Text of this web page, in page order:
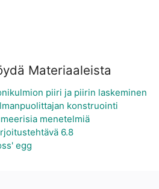
Materiaaleista
piiri ja piirin laskeminen
konstruointi
menetelmiä
6.8
egg